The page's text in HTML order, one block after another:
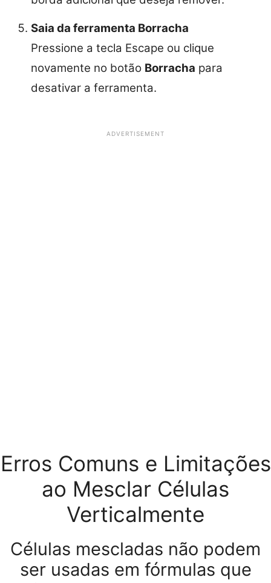
Saia da ferramenta Borracha
Pressione a tecla Escape ou clique
novamente no botão Borracha para
desativar a ferramenta.
ADVERTISEMENT
Erros Comuns e Limitações
ao Mesclar Células
Verticalmente
Células mescladas não podem
ser usadas em fórmulas que